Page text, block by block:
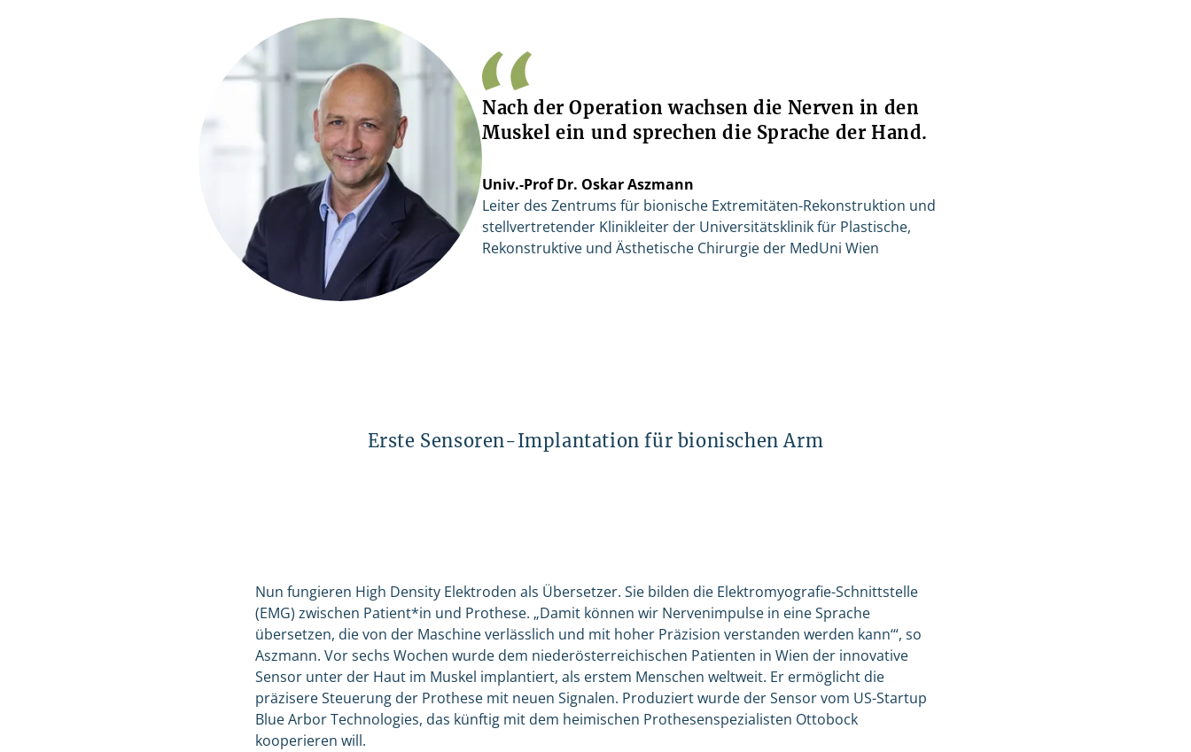
Nach der Operation wachsen die Nerven in den
Muskel ein und sprechen die Sprache der Hand.
Univ.-Prof Dr. Oskar Aszmann
Leiter des Zentrums für bionische Extremitäten-Rekonstruktion und
stellvertretender Klinikleiter der Universitätsklinik für Plastische,
Rekonstruktive und Ästhetische Chirurgie der MedUni Wien
Erste Sensoren-Implantation für bionischen Arm
Nun fungieren High Density Elektroden als Übersetzer. Sie bilden die Elektromyografie-Schnittstelle
(EMG) zwischen Patient*in und Prothese. „Damit können wir Nervenimpulse in eine Sprache
übersetzen, die von der Maschine verlässlich und mit hoher Präzision verstanden werden kann‘“, so
Aszmann. Vor sechs Wochen wurde dem niederösterreichischen Patienten in Wien der innovative
Sensor unter der Haut im Muskel implantiert, als erstem Menschen weltweit. Er ermöglicht die
präzisere Steuerung der Prothese mit neuen Signalen. Produziert wurde der Sensor vom US-Startup
Blue Arbor Technologies, das künftig mit dem heimischen Prothesenspezialisten Ottobock
kooperieren will.